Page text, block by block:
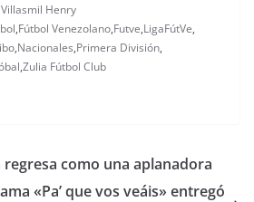
Villasmil Henry
,Fútbol Venezolano,Futve,LigaFútVe,
,Nacionales,Primera División,
,Zulia Fútbol Club
como una aplanadora
«Pa’ que vos veáis» entregó